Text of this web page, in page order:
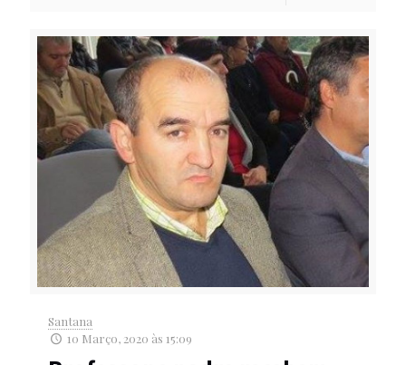
Santana
10 Março, 2020 às 15:09